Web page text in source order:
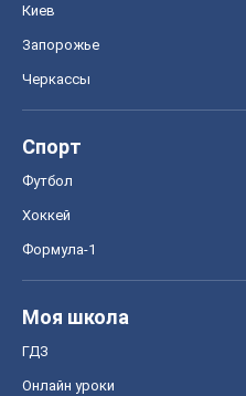
Киев
Запорожье
Черкассы
Спорт
Футбол
Хоккей
Формула-1
Моя школа
ГДЗ
Онлайн уроки